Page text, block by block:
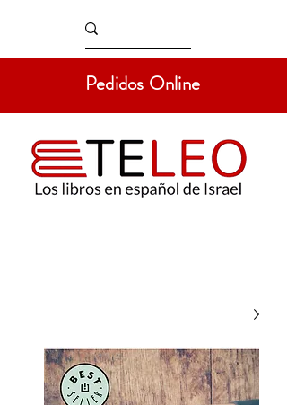
Pedidos Online